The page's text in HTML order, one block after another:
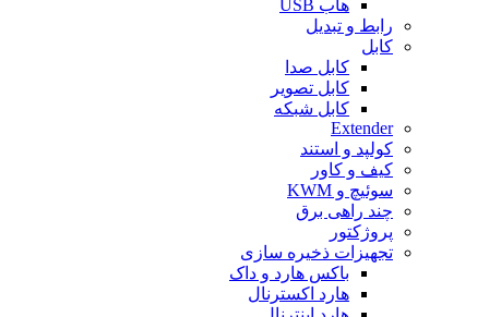
هاب USB
رابط و تبدیل
کابل
کابل صدا
کابل تصویر
کابل شبکه
Extender
کولپد و استند
کیف و کاور
سوئیچ و KWM
چند راهی برق
پروژکتور
تجهیزات ذخیره سازی
باکس هارد و داک
هارد اکسترنال